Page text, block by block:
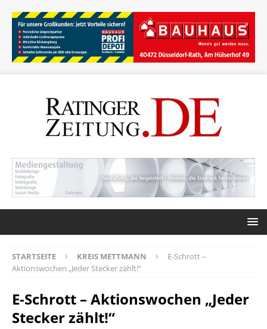
STARTSEITE KREIS METTMANN
E-Schrott –
Aktionswochen „Jeder Stecker zählt!“
E-Schrott – Aktionswochen „Jeder
Stecker zählt!“